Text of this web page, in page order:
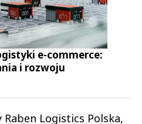
e-commerce:
i rozwoju
Logistics Polska,